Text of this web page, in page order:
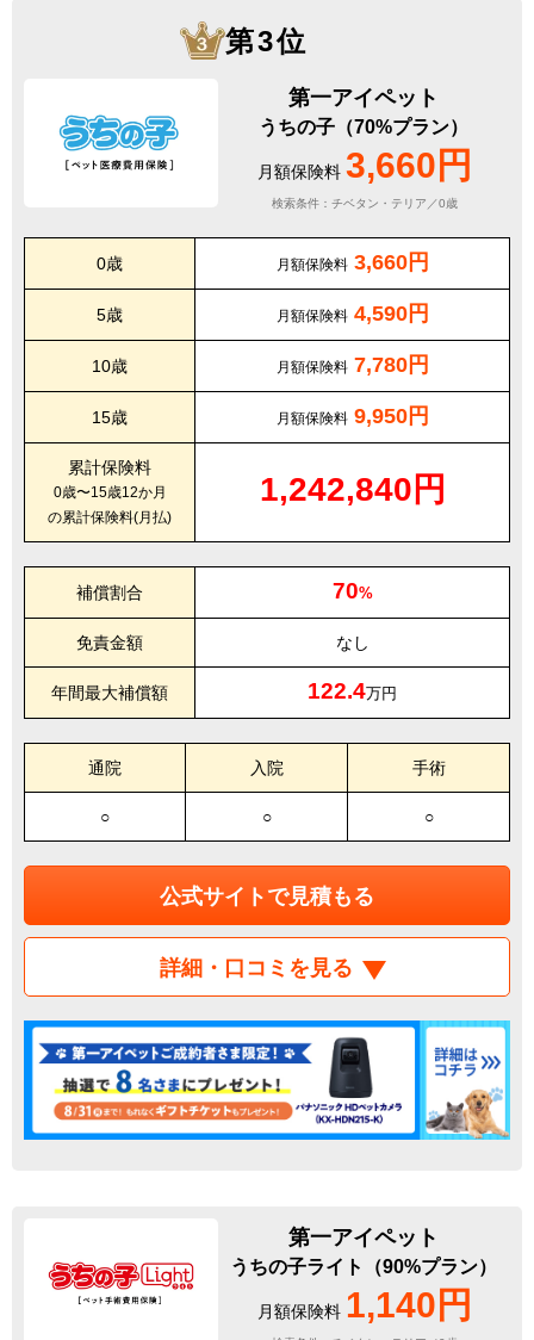
第3位
第一アイペット
うちの子（70%プラン）
月額保険料 3,660円
検索条件：チベタン・テリア／0歳
0歳 月額保険料 3,660円
5歳 月額保険料 4,590円
10歳 月額保険料 7,780円
15歳 月額保険料 9,950円
累計保険料
0歳〜15歳12か月
の累計保険料(月払)
1,242,840円
補償割合 70%
免責金額 なし
年間最大補償額 122.4万円
通院 入院 手術
○ ○ ○
公式サイトで見積もる
詳細・口コミを見る
第一アイペット
うちの子ライト（90%プラン）
月額保険料 1,140円